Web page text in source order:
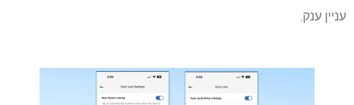
עניין ענק.